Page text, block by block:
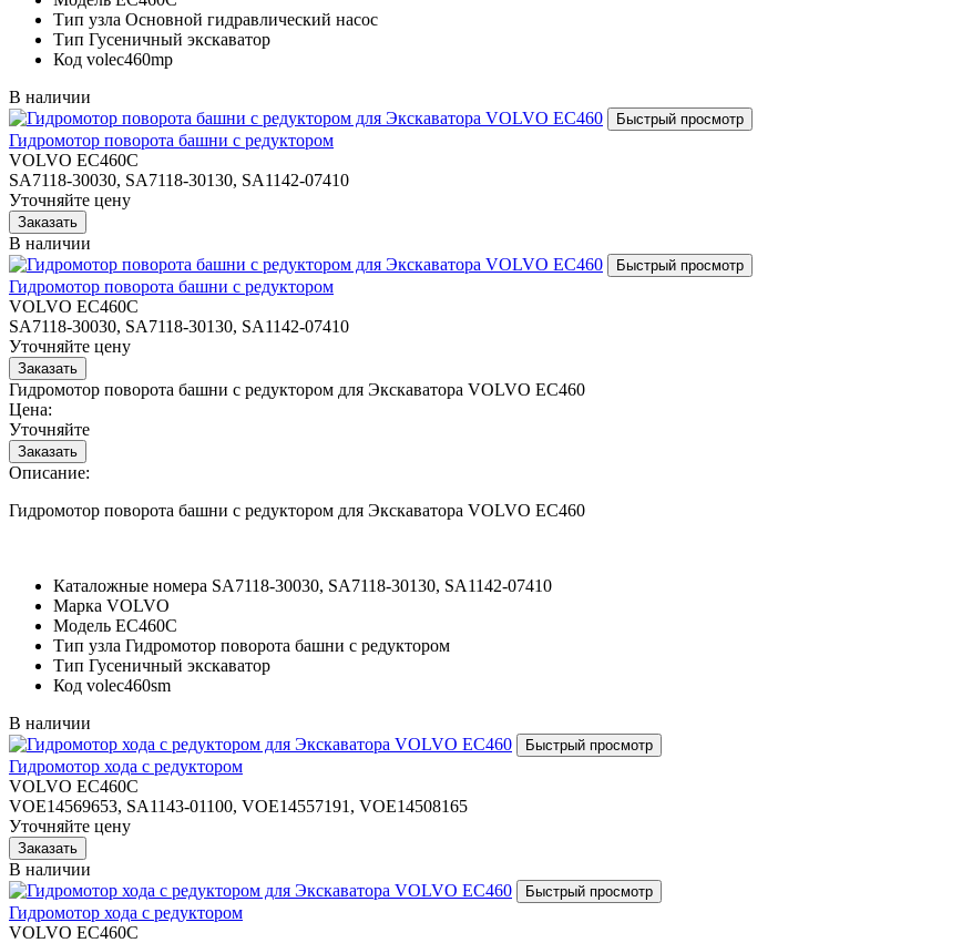
Тип узла Основной гидравлический насос
Тип Гусеничный экскаватор
Код volec460mp
В наличии
Гидромотор поворота башни с редуктором
VOLVO EC460C
SA7118-30030, SA7118-30130, SA1142-07410
Уточняйте цену
В наличии
Гидромотор поворота башни с редуктором
VOLVO EC460C
SA7118-30030, SA7118-30130, SA1142-07410
Уточняйте цену
Гидромотор поворота башни с редуктором для Экскаватора VOLVO EC460
Цена:
Уточняйте
Описание:
Гидромотор поворота башни с редуктором для Экскаватора VOLVO EC460
Каталожные номера SA7118-30030, SA7118-30130, SA1142-07410
Марка VOLVO
Модель EC460C
Тип узла Гидромотор поворота башни с редуктором
Тип Гусеничный экскаватор
Код volec460sm
В наличии
Гидромотор хода с редуктором
VOLVO EC460C
VOE14569653, SA1143-01100, VOE14557191, VOE14508165
Уточняйте цену
В наличии
Гидромотор хода с редуктором
VOLVO EC460C